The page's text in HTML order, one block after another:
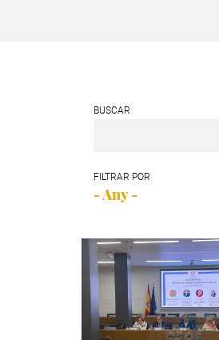
BUSCAR
FILTRAR POR
- Any -